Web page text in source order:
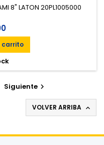
8" LATON 20PL1005000
carrito
Siguiente
VOLVER ARRIBA 